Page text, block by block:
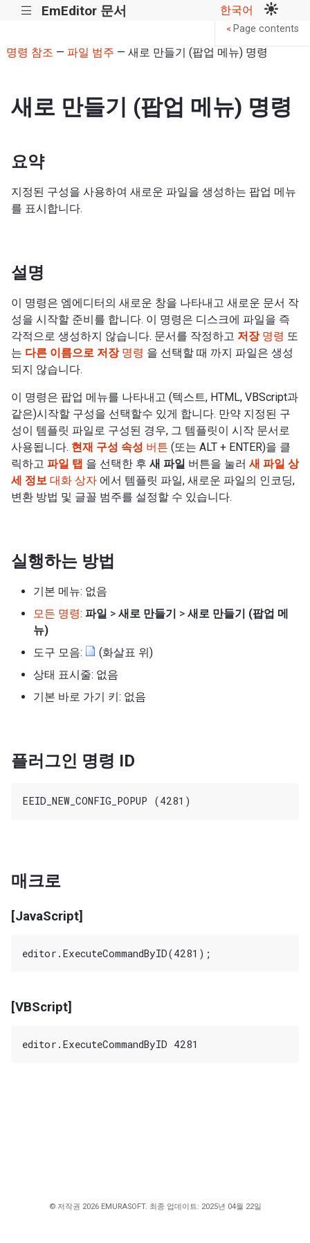
||| EmEditor 문서 한국어
명령 참조 — 파일 범주 — 새로 만들기 (팝업 메뉴) 명령
새로 만들기 (팝업 메뉴) 명령
요약
지정된 구성을 사용하여 새로운 파일을 생성하는 팝업 메뉴
를 표시합니다.
설명
이 명령은 엠에디터의 새로운 창을 나타내고 새로운 문서 작
성을 시작할 준비를 합니다. 이 명령은 디스크에 파일을 즉
각적으로 생성하지 않습니다. 문서를 작정하고 저장명령 또
는 다른 이름으로 저장명령 을 선택할 때 까지 파일은 생성
되지 않습니다.
이 명령은 팝업 메뉴를 나타내고 (텍스트, HTML, VBScript과
같은)시작할 구성을 선택할수 있게 합니다. 만약 지정된 구
성이 템플릿 파일로 구성된 경우, 그 템플릿이 시작 문서로
사용됩니다. 현재 구성 속성 버튼 (또는 ALT + ENTER)을 클
릭하고 파일 탭 을 선택한 후 새 파일 버튼을 눌러 새 파일 상
세 정보 대화 상자 에서 템플릿 파일, 새로운 파일의 인코딩,
변환 방법 및 글꼴 범주를 설정할 수 있습니다.
실행하는 방법
기본 메뉴: 없음
모든 명령: 파일 > 새로 만들기 > 새로 만들기 (팝업 메
뉴)
도구 모음:
(화살표 위)
상태 표시줄: 없음
기본 바로 가기 키: 없음
플러그인 명령 ID
매크로
[JavaScript]
[VBScript]
< Page contents
© 저작권 2026 EMURASOFT. 최종 업데이트: 2025년 04월 22일